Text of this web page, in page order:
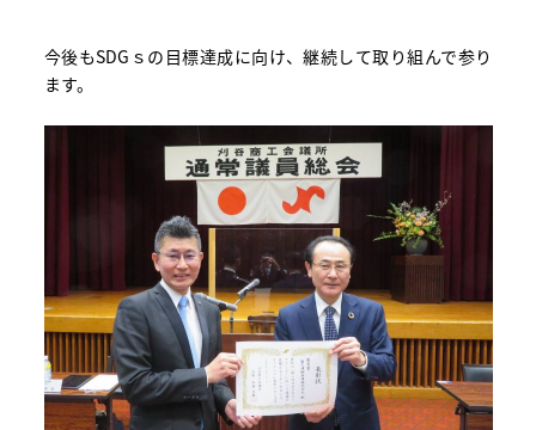
今後もSDGｓの目標達成に向け、継続して取り組んで参り
ます。